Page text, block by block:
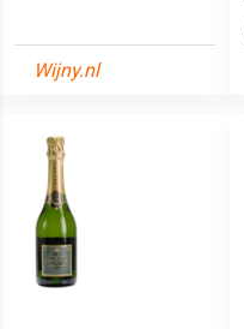
Wijny.nl